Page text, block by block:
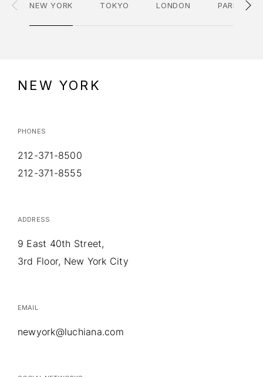
NEW YORK TOKYO LONDON PARIS
NEW YORK
PHONES
212-371-8500
212-371-8555
ADDRESS
9 East 40th Street,
3rd Floor, New York City
EMAIL
newyork@luchiana.com